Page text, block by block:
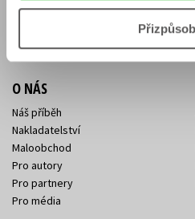
Sídlo společnosti
O NÁS
Náš příběh
Nakladatelství
Maloobchod
Pro autory
Pro partnery
Pro média